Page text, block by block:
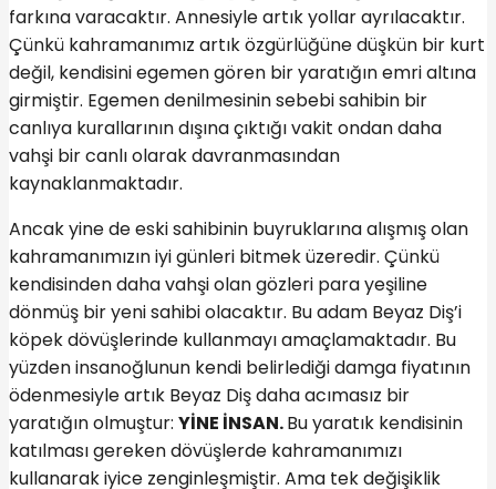
farkına varacaktır. Annesiyle artık yollar ayrılacaktır.
Çünkü kahramanımız artık özgürlüğüne düşkün bir kurt
değil, kendisini egemen gören bir yaratığın emri altına
girmiştir. Egemen denilmesinin sebebi sahibin bir
canlıya kurallarının dışına çıktığı vakit ondan daha
vahşi bir canlı olarak davranmasından
kaynaklanmaktadır.
Ancak yine de eski sahibinin buyruklarına alışmış olan
kahramanımızın iyi günleri bitmek üzeredir. Çünkü
kendisinden daha vahşi olan gözleri para yeşiline
dönmüş bir yeni sahibi olacaktır. Bu adam Beyaz Diş’i
köpek dövüşlerinde kullanmayı amaçlamaktadır. Bu
yüzden insanoğlunun kendi belirlediği damga fiyatının
ödenmesiyle artık Beyaz Diş daha acımasız bir
yaratığın olmuştur: YİNE İNSAN.Bu yaratık kendisinin
katılması gereken dövüşlerde kahramanımızı
kullanarak iyice zenginleşmiştir. Ama tek değişiklik